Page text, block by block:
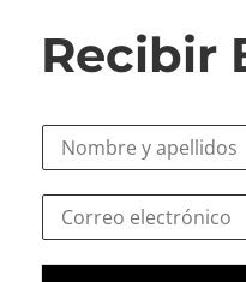
Recibir
N
r
e
e
c
C